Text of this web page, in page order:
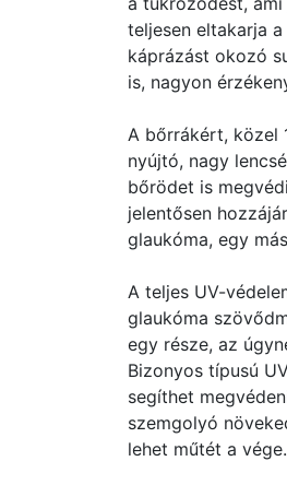
teljesen eltakarja
káprázást okozó
is, nagyon
A bőrrákért, közel
nyújtó, nagy
bőrödet is
jelentősen
glaukóma, egy
A teljes UV-
glaukóma
egy része, az
Bizonyos típusú
segíthet
szemgolyó
lehet műtét a